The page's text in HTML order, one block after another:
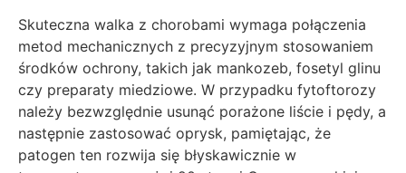
Skuteczna walka z chorobami wymaga połączenia
metod mechanicznych z precyzyjnym stosowaniem
środków ochrony, takich jak mankozeb, fosetyl glinu
czy preparaty miedziowe. W przypadku fytoftorozy
należy bezwzględnie usunąć porażone liście i pędy, a
następnie zastosować oprysk, pamiętając, że
patogen ten rozwija się błyskawicznie w